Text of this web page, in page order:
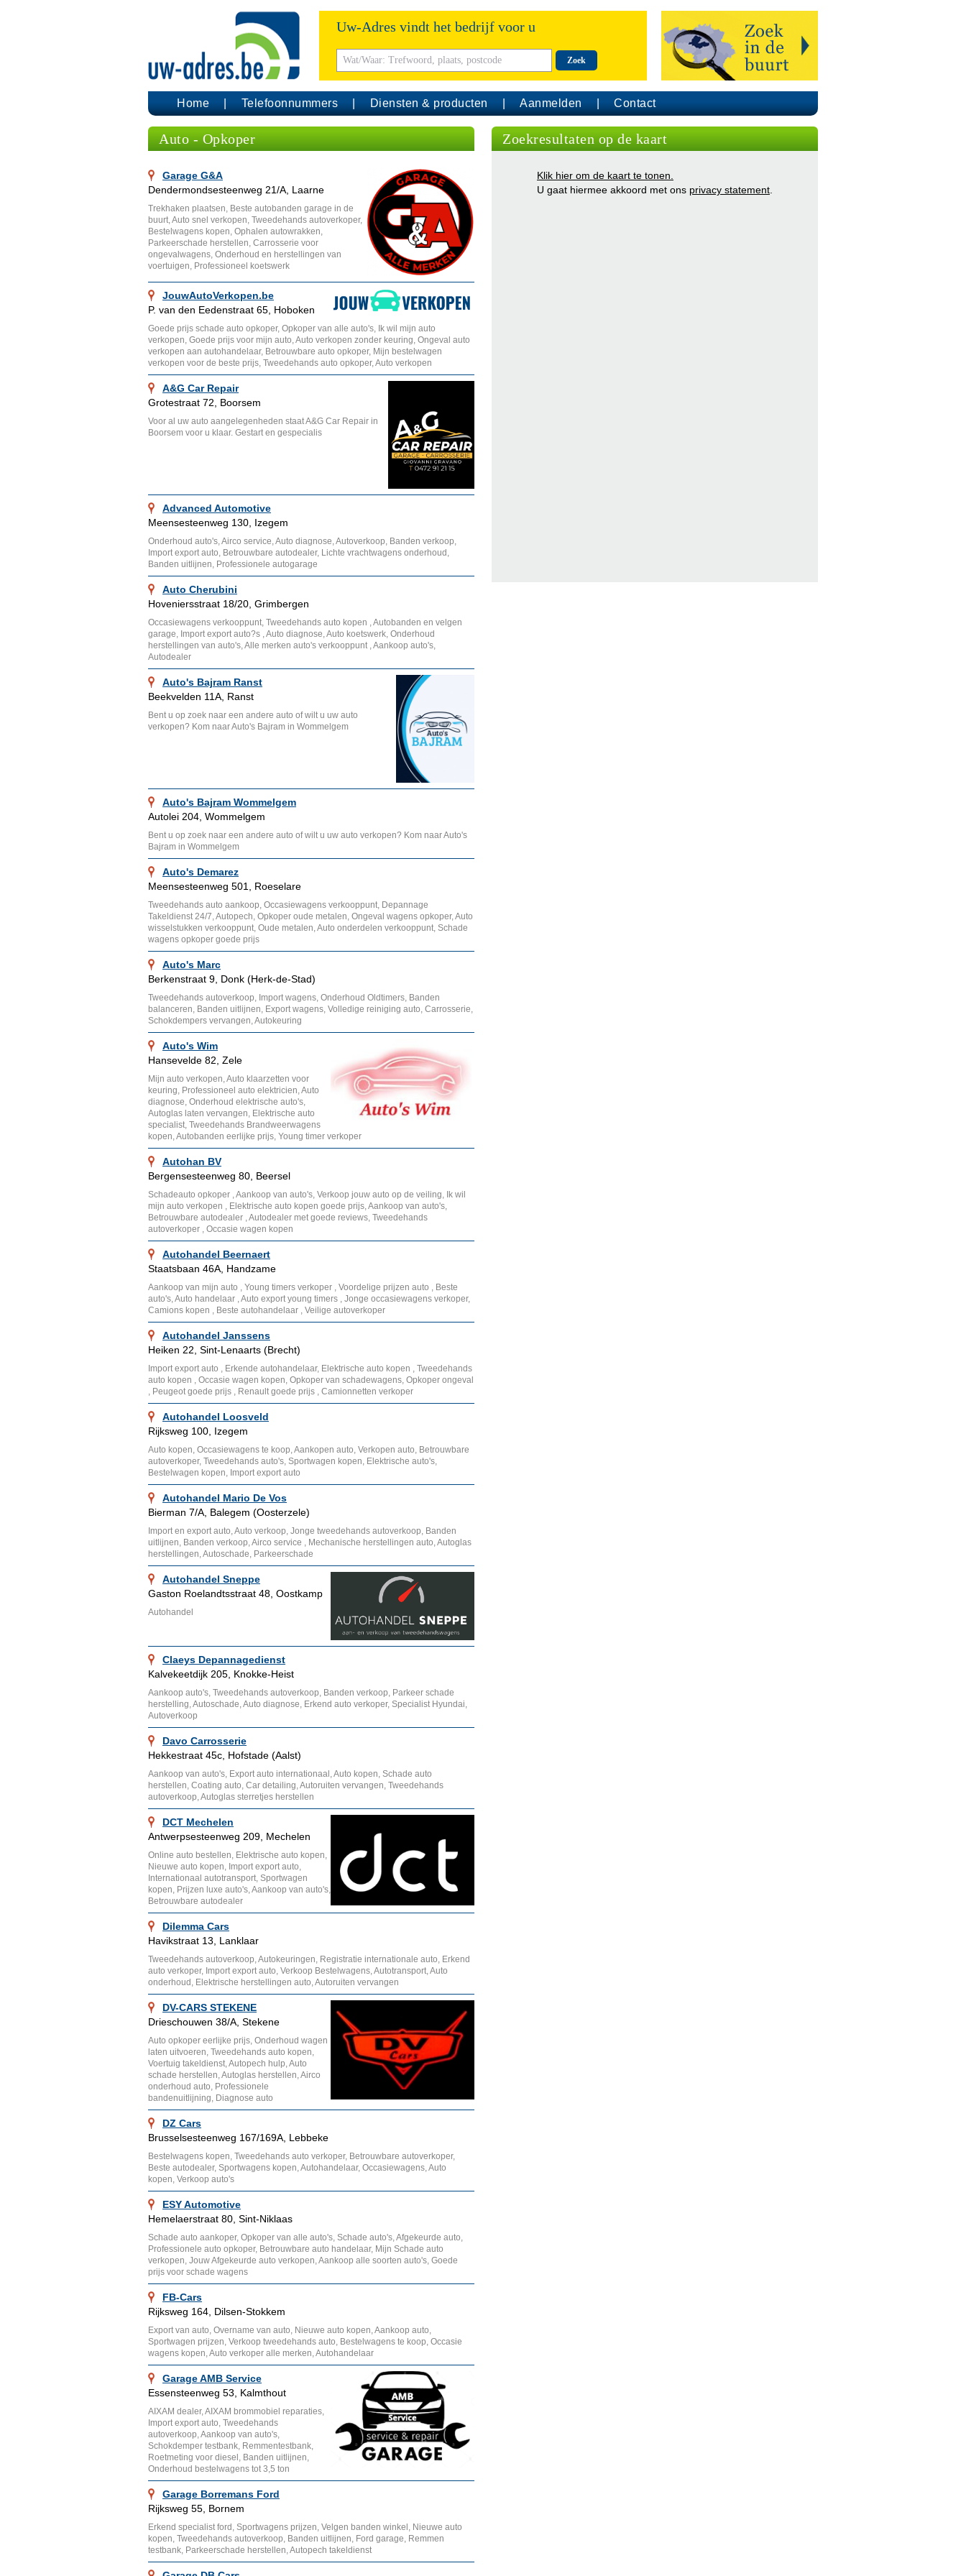
Uw-Adres vindt het bedrijf voor u
Zoek
Home Telefoonnummers Diensten & producten Aanmelden Contact
Auto - Opkoper
Garage G&A
Dendermondsesteenweg 21/A, Laarne
Trekhaken plaatsen, Beste autobanden garage in de
buurt, Auto snel verkopen, Tweedehands autoverkoper,
Bestelwagens kopen, Ophalen autowrakken,
Parkeerschade herstellen, Carrosserie voor
ongevalwagens, Onderhoud en herstellingen van
voertuigen, Professioneel koetswerk
JouwAutoVerkopen.be
P. van den Eedenstraat 65, Hoboken
Goede prijs schade auto opkoper, Opkoper van alle auto's, Ik wil mijn auto
verkopen, Goede prijs voor mijn auto, Auto verkopen zonder keuring, Ongeval auto
verkopen aan autohandelaar, Betrouwbare auto opkoper, Mijn bestelwagen
verkopen voor de beste prijs, Tweedehands auto opkoper, Auto verkopen
A&G Car Repair
Grotestraat 72, Boorsem
Voor al uw auto aangelegenheden staat A&G Car Repair in
Boorsem voor u klaar. Gestart en gespecialis
Advanced Automotive
Meensesteenweg 130, Izegem
Onderhoud auto's, Airco service, Auto diagnose, Autoverkoop, Banden verkoop,
Import export auto, Betrouwbare autodealer, Lichte vrachtwagens onderhoud,
Banden uitlijnen, Professionele autogarage
Auto Cherubini
Hoveniersstraat 18/20, Grimbergen
Occasiewagens verkooppunt, Tweedehands auto kopen , Autobanden en velgen
garage, Import export auto?s , Auto diagnose, Auto koetswerk, Onderhoud
herstellingen van auto's, Alle merken auto's verkooppunt , Aankoop auto's,
Autodealer
Auto's Bajram Ranst
Beekvelden 11A, Ranst
Bent u op zoek naar een andere auto of wilt u uw auto
verkopen? Kom naar Auto's Bajram in Wommelgem
Auto's Bajram Wommelgem
Autolei 204, Wommelgem
Bent u op zoek naar een andere auto of wilt u uw auto verkopen? Kom naar Auto's
Bajram in Wommelgem
Auto's Demarez
Meensesteenweg 501, Roeselare
Tweedehands auto aankoop, Occasiewagens verkooppunt, Depannage
Takeldienst 24/7, Autopech, Opkoper oude metalen, Ongeval wagens opkoper, Auto
wisselstukken verkooppunt, Oude metalen, Auto onderdelen verkooppunt, Schade
wagens opkoper goede prijs
Auto's Marc
Berkenstraat 9, Donk (Herk-de-Stad)
Tweedehands autoverkoop, Import wagens, Onderhoud Oldtimers, Banden
balanceren, Banden uitlijnen, Export wagens, Volledige reiniging auto, Carrosserie,
Schokdempers vervangen, Autokeuring
Auto's Wim
Hansevelde 82, Zele
Mijn auto verkopen, Auto klaarzetten voor
keuring, Professioneel auto elektricien, Auto
diagnose, Onderhoud elektrische auto's,
Autoglas laten vervangen, Elektrische auto
specialist, Tweedehands Brandweerwagens
kopen, Autobanden eerlijke prijs, Young timer verkoper
Autohan BV
Bergensesteenweg 80, Beersel
Schadeauto opkoper , Aankoop van auto's, Verkoop jouw auto op de veiling, Ik wil
mijn auto verkopen , Elektrische auto kopen goede prijs, Aankoop van auto's,
Betrouwbare autodealer , Autodealer met goede reviews, Tweedehands
autoverkoper , Occasie wagen kopen
Autohandel Beernaert
Staatsbaan 46A, Handzame
Aankoop van mijn auto , Young timers verkoper , Voordelige prijzen auto , Beste
auto's, Auto handelaar , Auto export young timers , Jonge occasiewagens verkoper,
Camions kopen , Beste autohandelaar , Veilige autoverkoper
Autohandel Janssens
Heiken 22, Sint-Lenaarts (Brecht)
Import export auto , Erkende autohandelaar, Elektrische auto kopen , Tweedehands
auto kopen , Occasie wagen kopen, Opkoper van schadewagens, Opkoper ongeval
, Peugeot goede prijs , Renault goede prijs , Camionnetten verkoper
Autohandel Loosveld
Rijksweg 100, Izegem
Auto kopen, Occasiewagens te koop, Aankopen auto, Verkopen auto, Betrouwbare
autoverkoper, Tweedehands auto's, Sportwagen kopen, Elektrische auto's,
Bestelwagen kopen, Import export auto
Autohandel Mario De Vos
Bierman 7/A, Balegem (Oosterzele)
Import en export auto, Auto verkoop, Jonge tweedehands autoverkoop, Banden
uitlijnen, Banden verkoop, Airco service , Mechanische herstellingen auto, Autoglas
herstellingen, Autoschade, Parkeerschade
Autohandel Sneppe
Gaston Roelandtsstraat 48, Oostkamp
Autohandel
Claeys Depannagedienst
Kalvekeetdijk 205, Knokke-Heist
Aankoop auto's, Tweedehands autoverkoop, Banden verkoop, Parkeer schade
herstelling, Autoschade, Auto diagnose, Erkend auto verkoper, Specialist Hyundai,
Autoverkoop
Davo Carrosserie
Hekkestraat 45c, Hofstade (Aalst)
Aankoop van auto's, Export auto internationaal, Auto kopen, Schade auto
herstellen, Coating auto, Car detailing, Autoruiten vervangen, Tweedehands
autoverkoop, Autoglas sterretjes herstellen
DCT Mechelen
Antwerpsesteenweg 209, Mechelen
Online auto bestellen, Elektrische auto kopen,
Nieuwe auto kopen, Import export auto,
Internationaal autotransport, Sportwagen
kopen, Prijzen luxe auto's, Aankoop van auto's,
Betrouwbare autodealer
Dilemma Cars
Havikstraat 13, Lanklaar
Tweedehands autoverkoop, Autokeuringen, Registratie internationale auto, Erkend
auto verkoper, Import export auto, Verkoop Bestelwagens, Autotransport, Auto
onderhoud, Elektrische herstellingen auto, Autoruiten vervangen
DV-CARS STEKENE
Drieschouwen 38/A, Stekene
Auto opkoper eerlijke prijs, Onderhoud wagen
laten uitvoeren, Tweedehands auto kopen,
Voertuig takeldienst, Autopech hulp, Auto
schade herstellen, Autoglas herstellen, Airco
onderhoud auto, Professionele
bandenuitlijning, Diagnose auto
DZ Cars
Brusselsesteenweg 167/169A, Lebbeke
Bestelwagens kopen, Tweedehands auto verkoper, Betrouwbare autoverkoper,
Beste autodealer, Sportwagens kopen, Autohandelaar, Occasiewagens, Auto
kopen, Verkoop auto's
ESY Automotive
Hemelaerstraat 80, Sint-Niklaas
Schade auto aankoper, Opkoper van alle auto's, Schade auto's, Afgekeurde auto,
Professionele auto opkoper, Betrouwbare auto handelaar, Mijn Schade auto
verkopen, Jouw Afgekeurde auto verkopen, Aankoop alle soorten auto's, Goede
prijs voor schade wagens
FB-Cars
Rijksweg 164, Dilsen-Stokkem
Export van auto, Overname van auto, Nieuwe auto kopen, Aankoop auto,
Sportwagen prijzen, Verkoop tweedehands auto, Bestelwagens te koop, Occasie
wagens kopen, Auto verkoper alle merken, Autohandelaar
Garage AMB Service
Essensteenweg 53, Kalmthout
AIXAM dealer, AIXAM brommobiel reparaties,
Import export auto, Tweedehands
autoverkoop, Aankoop van auto's,
Schokdemper testbank, Remmentestbank,
Roetmeting voor diesel, Banden uitlijnen,
Onderhoud bestelwagens tot 3,5 ton
Garage Borremans Ford
Rijksweg 55, Bornem
Erkend specialist ford, Sportwagens prijzen, Velgen banden winkel, Nieuwe auto
kopen, Tweedehands autoverkoop, Banden uitlijnen, Ford garage, Remmen
testbank, Parkeerschade herstellen, Autopech takeldienst
Zoekresultaten op de kaart
Klik hier om de kaart te tonen.
U gaat hiermee akkoord met ons privacy statement